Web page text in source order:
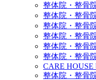
整体院・整骨
整体院・整骨
整体院・整骨
整体院・整骨
整体院・整骨
整体院・整骨
CARE HOUSE
整体院・整骨